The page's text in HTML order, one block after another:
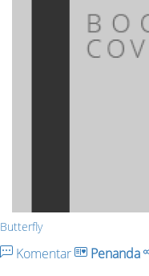
Butterfly
Komentar Penanda